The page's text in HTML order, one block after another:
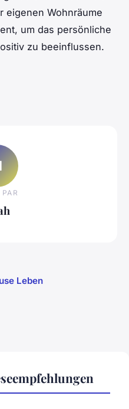
eigenen Wohnräume
um das persönliche
zu beeinflussen.
Leben